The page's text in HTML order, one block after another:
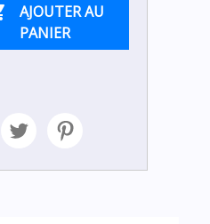
AJOUTER AU
PANIER